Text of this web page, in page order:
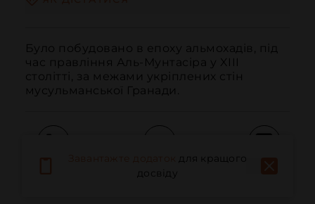
Було побудовано в епоху альмохадів, під
час правління Аль-Мунтасіра у XIII
столітті, за межами укріплених стін
мусульманської Гранади.
Електронна пошта
для кращого
досвіду